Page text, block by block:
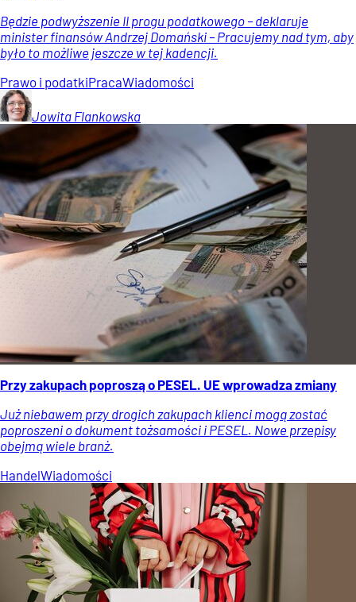
Będzie podwyższenie II progu podatkowego – deklaruje
minister finansów Andrzej Domański – Pracujemy nad tym, aby
było to możliwe jeszcze w tej kadencji.
Prawo i podatkiPracaWiadomości
Jowita Flankowska
Przy zakupach poproszą o PESEL. UE wprowadza zmiany
Już niebawem przy drogich zakupach klienci mogą zostać
poproszeni o dokument tożsamości i PESEL. Nowe przepisy
obejmą wiele branż.
HandelWiadomości